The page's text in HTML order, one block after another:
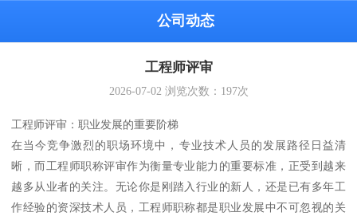
公司动态
工程师评审
2026-07-02 浏览次数： 197次
工程师评审：职业发展的重要阶梯
在当今竞争激烈的职场环境中，专业技术人员的发展路径日益清
晰，而工程师职称评审作为衡量专业能力的重要标准，正受到越来
越多从业者的关注。无论你是刚踏入行业的新人，还是已有多年工
作经验的资深技术人员，工程师职称都是职业发展中不可忽视的关